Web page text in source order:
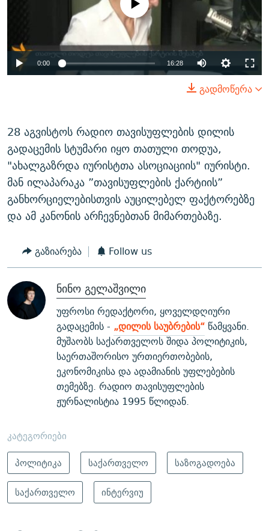
ᲛᲝᲚᲐᲞᲐᲠᲐᲙᲔ ᲢᲔᲥᲡᲢᲔᲑᲘ
ᲨᲘᲜ - ᲣᲪᲮᲝᲔᲗᲨᲘ
ᲚᲘᲢᲔᲠᲐᲢᲣᲠᲣᲚᲘ ᲬᲐᲮᲜᲐᲒᲔᲑᲘ
ᲐᲛᲔᲠᲘᲙᲣᲚᲘ ᲛᲝᲗᲮᲠᲝᲑᲐ
ᲩᲔᲛᲘ ᲡᲘᲙᲕᲓᲘᲚᲘᲡ ᲛᲘᲖᲔᲖᲘᲐ COVID-19
11 ᲬᲔᲚᲘ - 11 ᲐᲛᲑᲐᲕᲘ
ᲡᲐᲞᲐᲠᲚᲐᲛᲔᲜᲢᲝ ᲐᲠᲩᲔᲕᲜᲔᲑᲘᲡ ᲘᲡᲢᲝᲠᲘᲐ
ᲑᲐᲕᲨᲕᲔᲑᲘ ᲞᲠᲝᲡᲢᲘᲢᲣᲪᲘᲐᲨᲘ - ᲐᲛᲝᲣᲗᲥᲛᲔᲚᲘ ᲐᲛᲑᲐᲕᲘ
ПРИВЕТ ᲙᲣᲚᲢᲣᲠᲐ
available
0:00 16:28
გადმოწერა
28 აგვისტოს რადიო თავისუფლების დილის
გადაცემის სტუმარი იყო თათული თოდუა,
"ახალგაზრდა იურისტთა ასოციაციის" იურისტი.
მან ილაპარაკა ”თავისუფლების ქარტიის”
განხორციელებისთვის აუცილებელ ფაქტორებზე
და ამ კანონის არჩევნებთან მიმართებაზე.
გაზიარება Follow us
ნინო გელაშვილი
უფროსი რედაქტორი, ყოველდღიური
გადაცემის - „დილის საუბრების“ წამყვანი.
მუშაობს საქართველოს შიდა პოლიტიკის,
საერთაშორისო ურთიერთობების,
ეკონომიკისა და ადამიანის უფლებების
თემებზე. რადიო თავისუფლების
ჟურნალისტია 1995 წლიდან.
კატეგორიები
პოლიტიკა
საქართველო
საზოგადოება
საქართველო
ინტერვიუ